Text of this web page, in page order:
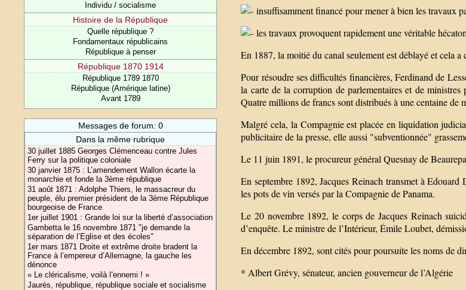
Individu / socialisme
Histoire de la République
Quelle république ?
Fondamentaux républicains
République à penser
République 1870 1914
République 1789 1870
République (Amérique latine)
Avant 1789
Messages de forum: 0
Dans la même rubrique
30 juillet 1885 Georges Clémenceau contre Jules
Ferry sur la politique coloniale
30 janvier 1875 : L’amendement Wallon écarte la
monarchie et fonde la 3ème république
31 août 1871 : Adolphe Thiers, le massacreur du
peuple, élu premier président de la 3ème République
bourgeoise de France
1er juillet 1901 : Grande loi sur la liberté d’association
Gambetta le 16 novembre 1871 "je demande la
séparation de l’Eglise et des écoles"
1er mars 1871 Droite et extrême droite bradent la
France à l’empereur d’Allemagne, la gauche les
dénonce
« Le cléricalisme, voilà l’ennemi ! »
Jaurès, république, république sociale et socialisme
insuffisamment financé pour mener à bien les travaux
les travaux provoquent rapidement une véritable
En 1887, la moitié du canal seulement est déblayé et cela
Pour résoudre ses difficultés financières, Ferdinand de
la carte de la corruption de parlementaires et de
Quatre millions de francs sont distribués à une centaine de
Malgré cela, la Compagnie est placée en liquidation
publicitaire de la presse, elle aussi "subventionnée"
Le 11 juin 1891, le procureur général Quesnay de
En septembre 1892, Jacques Reinach transmet à
les pots de vin versés par la Compagnie de Panama.
Le 20 novembre 1892, le corps de Jacques Reinach
d’enquête. Le ministre de l’Intérieur, Émile Loubet,
En décembre 1892, sont cités pour poursuite les noms de
* Albert Grévy, sénateur, ancien gouverneur de l’Algérie